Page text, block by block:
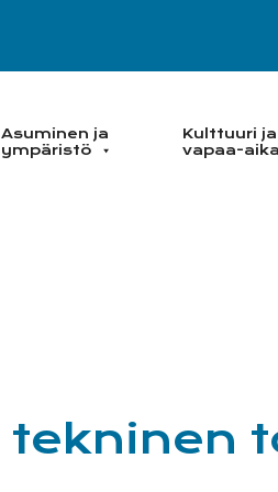
Asuminen ja
ympäristö
Kulttuuri ja
vapaa-aika
tekninen